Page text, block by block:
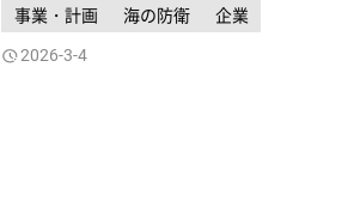
事業・計画 海の防衛 企業
2026-3-4